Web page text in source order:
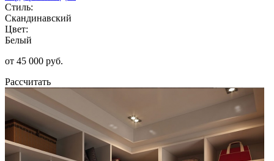
Стиль:
Скандинавский
Цвет:
Белый
от 45 000 руб.
Рассчитать